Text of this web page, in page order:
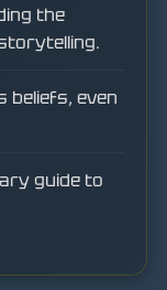
the
beliefs, even
guide to